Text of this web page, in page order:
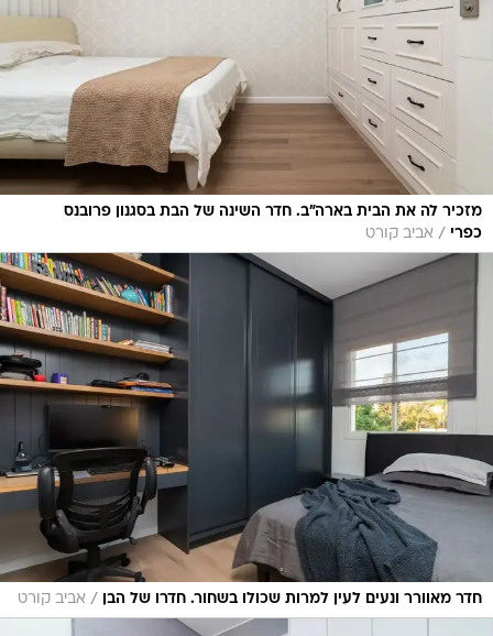
מזכיר לה את הבית בארה"ב. חדר השינה של הבת בסגנון פרובנס
כפרי / אביב קורט
חדר מאוורר ונעים לעין למרות שכולו בשחור. חדרו של הבן / אביב קורט